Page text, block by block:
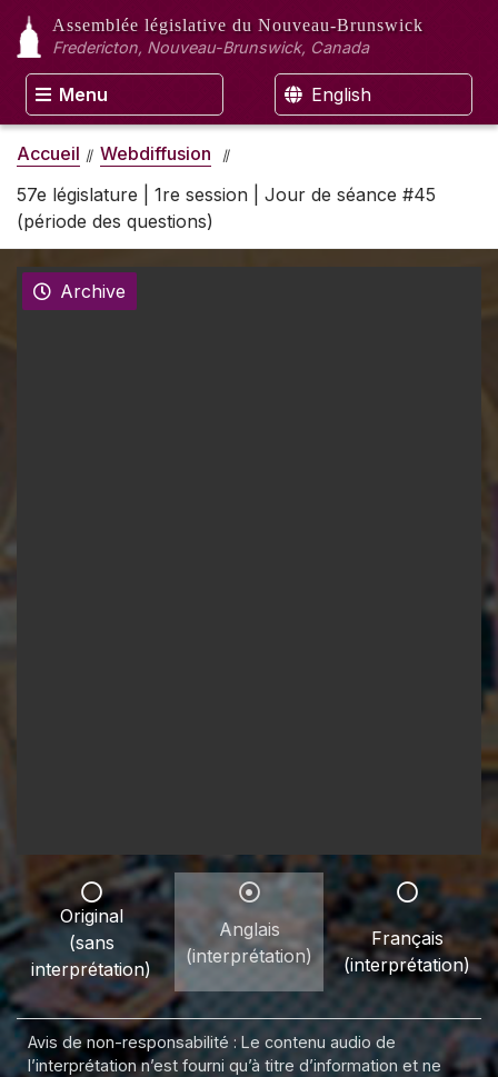
Assemblée législative du Nouveau-Brunswick
Fredericton, Nouveau-Brunswick, Canada
Menu English
Accueil
Webdiffusion
57e législature | 1re session | Jour de séance #45
(période des questions)
Archive
Original
(sans
interprétation)
Anglais
(interprétation)
Français
(interprétation)
Avis de non-responsabilité : Le contenu audio de
l’interprétation n’est fourni qu’à titre d’information et ne